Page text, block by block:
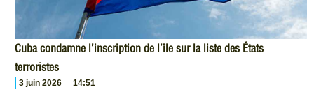
Cuba condamne l’inscription de l’île sur la liste des États
terroristes
3 juin 2026 14:51